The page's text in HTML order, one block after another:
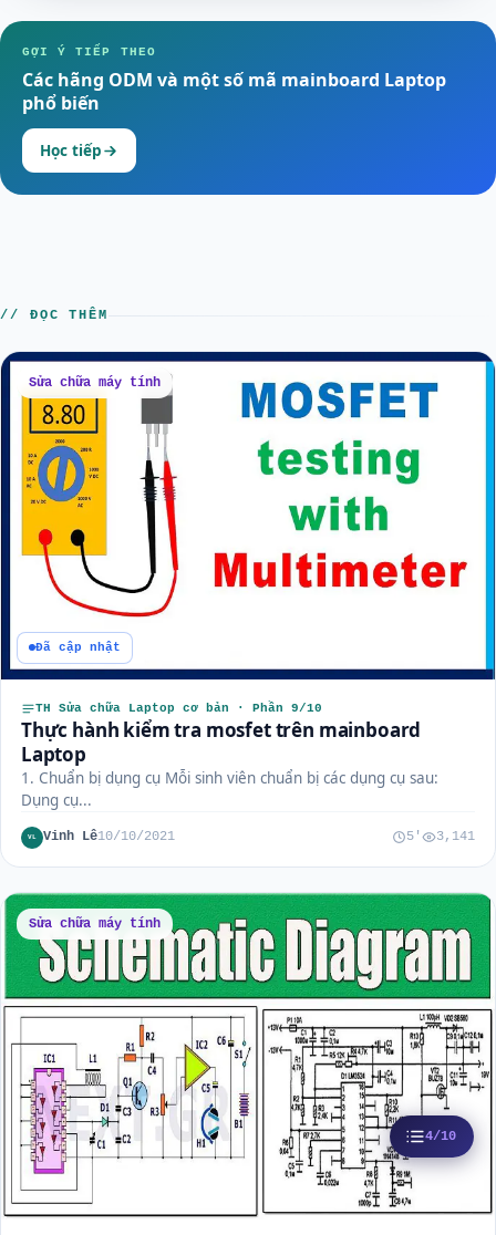
GỢI Ý TIẾP THEO
Các hãng ODM và một số mã mainboard Laptop
phổ biến
Học tiếp
// ĐỌC THÊM
Sửa chữa máy tính
Đã cập nhật
TH Sửa chữa Laptop cơ bản · Phần 9/10
Thực hành kiểm tra mosfet trên mainboard
Laptop
1. Chuẩn bị dụng cụ Mỗi sinh viên chuẩn bị các dụng cụ sau:
Dụng cụ...
VL Vinh Lê10/10/2021 5' 3,141
Sửa chữa máy tính
4/10